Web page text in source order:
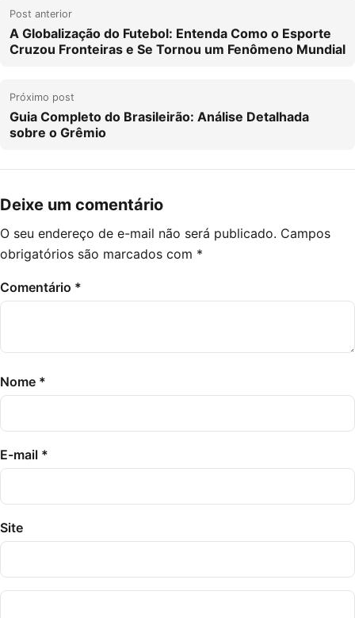
Post anterior
A Globalização do Futebol: Entenda Como o Esporte
Cruzou Fronteiras e Se Tornou um Fenômeno Mundial
Próximo post
Guia Completo do Brasileirão: Análise Detalhada
sobre o Grêmio
Deixe um comentário
O seu endereço de e-mail não será publicado. Campos
obrigatórios são marcados com *
Comentário *
Nome *
E-mail *
Site